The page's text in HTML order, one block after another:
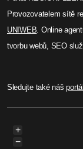
Provozovatelem sítě
UNIWEB. Online
tvorbu webů, SEO
Sledujte také náš
+
−